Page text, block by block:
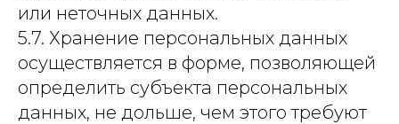
или неточных данных.
5.7. Хранение персональных данных
осуществляется в форме, позволяющей
определить субъекта персональных
данных, не дольше, чем этого требуют